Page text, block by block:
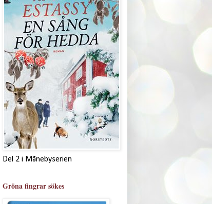
Del 2 i Månebyserien
Gröna fingrar sökes